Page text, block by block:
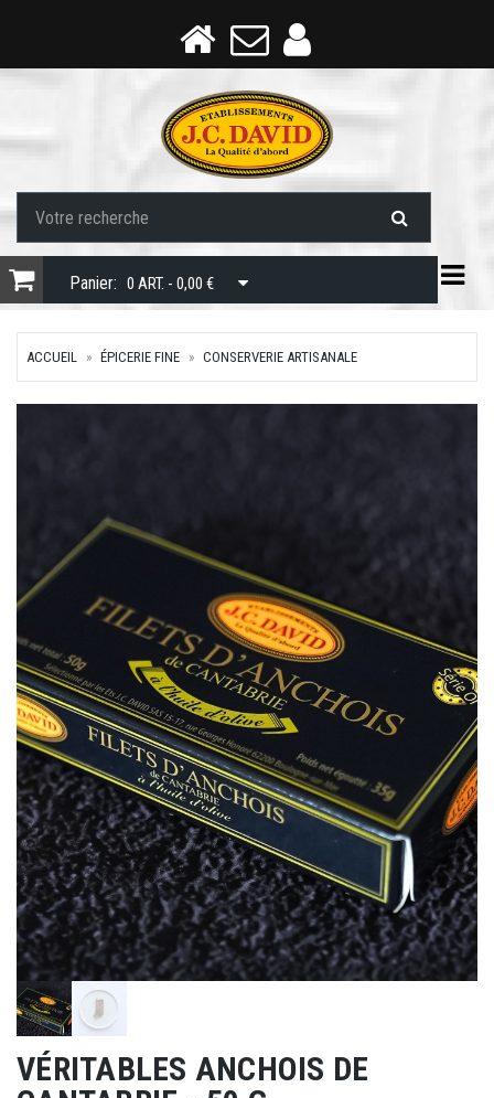
Panier: 0 ART. - 0,00 €
ACCUEIL ÉPICERIE FINE CONSERVERIE ARTISANALE
VÉRITABLES ANCHOIS DE